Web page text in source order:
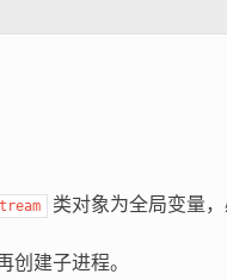
类对象为全局变量
创建子进程。